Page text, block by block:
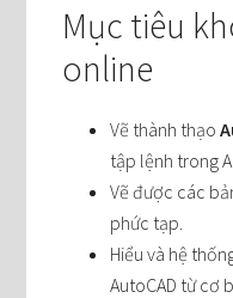
Mục tiêu
online
Vẽ thành thạo
tập lệnh trong
Vẽ được các
phức tạp.
Hiểu và hệ
AutoCAD từ cơ